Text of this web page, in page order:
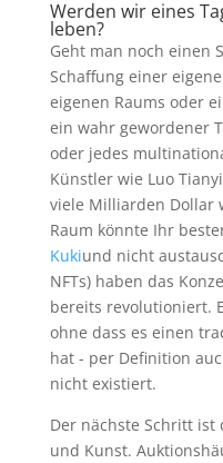
Werden wir eines
leben?
Geht man noch einen
Schaffung einer
eigenen Raums oder
ein wahr gewordener
oder jedes
Künstler wie Luo
viele Milliarden Dollar
Raum könnte Ihr
Kukiund nicht
NFTs) haben das
bereits revolutioniert.
ohne dass es einen
hat - per Definition
nicht existiert.
Der nächste Schritt
und Kunst.